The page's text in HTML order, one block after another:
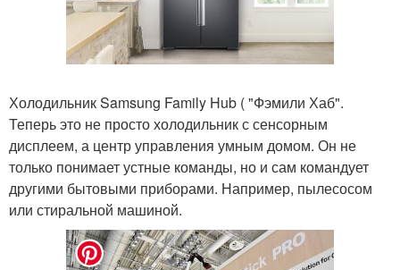
Холодильник Samsung Family Hub ( "Фэмили Хаб".
Теперь это не просто холодильник с сенсорным
дисплеем, а центр управления умным домом. Он не
только понимает устные команды, но и сам командует
другими бытовыми приборами. Например, пылесосом
или стиральной машиной.